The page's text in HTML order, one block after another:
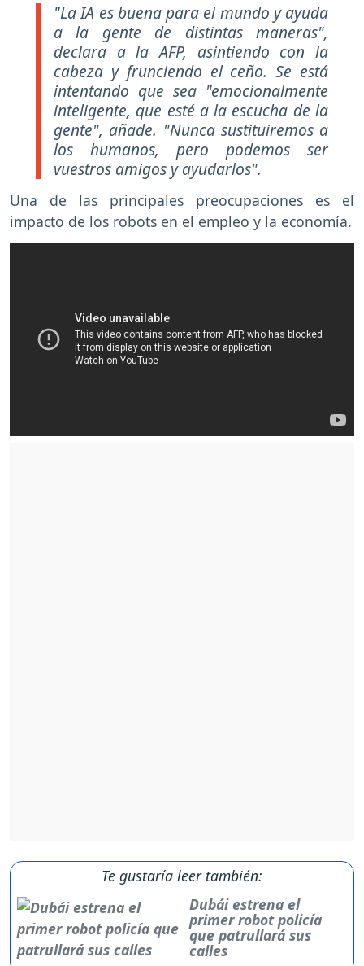
"La IA es buena para el mundo y ayuda
a la gente de distintas maneras",
declara a la AFP, asintiendo con la
cabeza y frunciendo el ceño. Se está
intentando que sea "emocionalmente
inteligente, que esté a la escucha de la
gente", añade. "Nunca sustituiremos a
los humanos, pero podemos ser
vuestros amigos y ayudarlos".
Una de las principales preocupaciones es el
impacto de los robots en el empleo y la economía.
Te gustaría leer también:
Dubái estrena el
primer robot policía
que patrullará sus
calles